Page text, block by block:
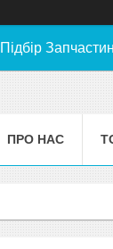
Підбір
ПРО НАС